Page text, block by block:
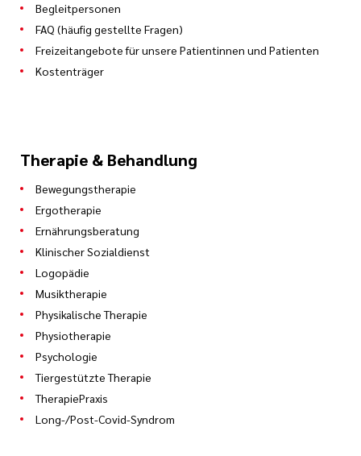
Begleitpersonen
FAQ (häufig gestellte Fragen)
Freizeitangebote für unsere Patientinnen und Patienten
Kostenträger
Therapie & Behandlung
Bewegungstherapie
Ergotherapie
Ernährungsberatung
Klinischer Sozialdienst
Logopädie
Musiktherapie
Physikalische Therapie
Physiotherapie
Psychologie
Tiergestützte Therapie
TherapiePraxis
Long-/Post-Covid-Syndrom